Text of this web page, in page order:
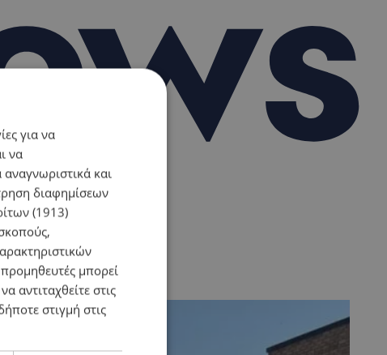
για να
να
και
διαφημίσεων
(1913)
μπορεί
αντιταχθείτε στις
στιγμή στις